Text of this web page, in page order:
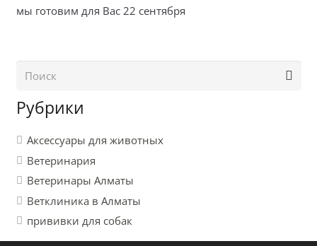
мы готовим для Вас 22 сентября
Рубрики
Аксессуары для животных
Ветеринария
Ветеринары Алматы
Ветклиника в Алматы
прививки для собак